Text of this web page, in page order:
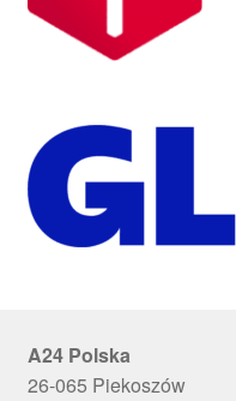
A24 Polska
26-065 Piekoszów